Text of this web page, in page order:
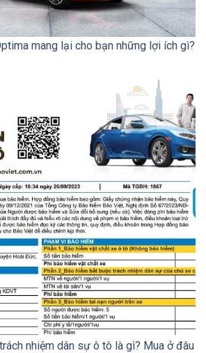
mang lại cho bạn những lợi ích gì?
nhiệm dân sự ô tô là gì? Mua ở đâu